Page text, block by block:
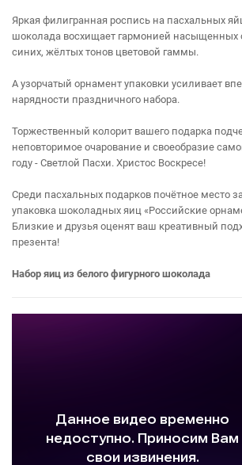
Яркая филигранная роспись на пасхальных
шоколада восхищает гармонией насыщенных
синих, жёлтых тонов цветовой гаммы.
А узорчатый орнамент упаковки усиливает
нарядности праздничного набора.
Торжественный колорит вашего подарка
неповторимое очарование и своеобразие
году - Светлой Пасхи. Христос Воскресе!
Среди пасхальных подарков почётное место
упаковка шоколадных яиц «Российские
Близкие и друзья оценят ваш креативный
презента!
Набор яиц из белого фигурного шоколада